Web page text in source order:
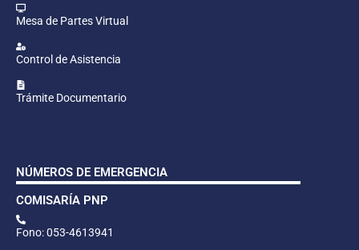
Mesa de Partes Virtual
Control de Asistencia
Trámite Documentario
NÚMEROS DE EMERGENCIA
COMISARÍA PNP
Fono: 053-4613941